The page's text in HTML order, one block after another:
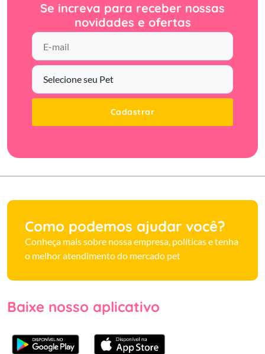
Se increva para receber nossas
novidades e ofertas
Cadastrar
Como podemos ajudar você?
Conheça mais sobre nossa empresa, políticas e tenha
o melhor atendimento do mercado pet
Baixe nosso aplicativo